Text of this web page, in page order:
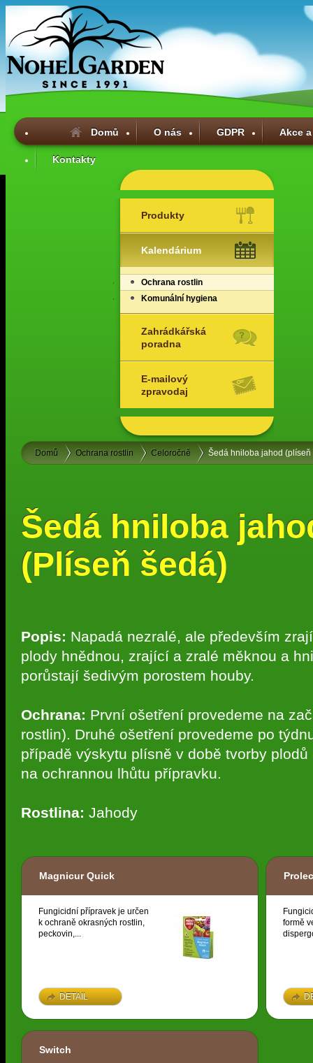
Domů O nás GDPR Akce
Kontakty
Produkty
Kalendárium
Ochrana rostlin
Komunální hygiena
Zahrádkářská
poradna
E-mailový
zpravodaj
Domů Ochrana rostlin Celoročně Šedá hniloba jahod (plíseň
Šedá hniloba
(Plíseň šedá)
Popis: Napadá nezralé, ale především
plody hnědnou, zrající a zralé měknou a
porůstají šedivým porostem houby.
Ochrana: První ošetření provedeme na
rostlin). Druhé ošetření provedeme po
případě výskytu plísně v době tvorby
na ochrannou lhůtu přípravku.
Rostlina: Jahody
Magnicur Quick
Fungicidní přípravek je určen
k ochraně okrasných rostlin,
peckovin,...
DETAIL
formě
Switch